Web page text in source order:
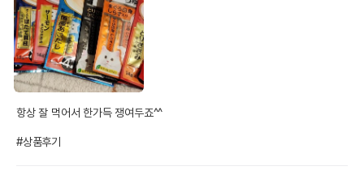
항상 잘 먹어서 한가득 쟁여두죠^^
#상품후기